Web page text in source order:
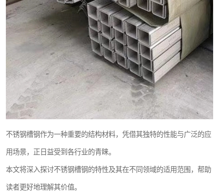
不锈钢槽钢作为一种重要的结构材料，凭借其独特的性能与广泛的应
用场景，正日益受到各行业的青睐。
本文将深入探讨不锈钢槽钢的特性及其在不同领域的适用范围，帮助
读者更好地理解其价值。